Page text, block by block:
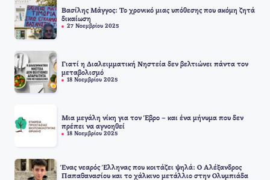
Βασίλης Μάγγος: Το χρονικό μιας υπόθεσης που ακόμη ζητά
δικαίωση
27 Νοεμβρίου 2025
Γιατί η Διαλειμματική Νηστεία δεν βελτιώνει πάντα τον
μεταβολισμό
18 Νοεμβρίου 2025
Μια μεγάλη νίκη για τον Έβρο – και ένα μήνυμα που δεν
πρέπει να αγνοηθεί
18 Νοεμβρίου 2025
Ένας νεαρός Έλληνας που κοιτάζει ψηλά: Ο Αλέξανδρος
Παπαθανασίου και το χάλκινο μετάλλιο στην Ολυμπιάδα